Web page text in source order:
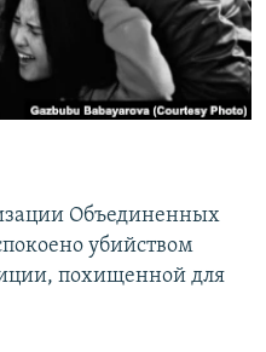
Объединенных
убийством
похищенной для